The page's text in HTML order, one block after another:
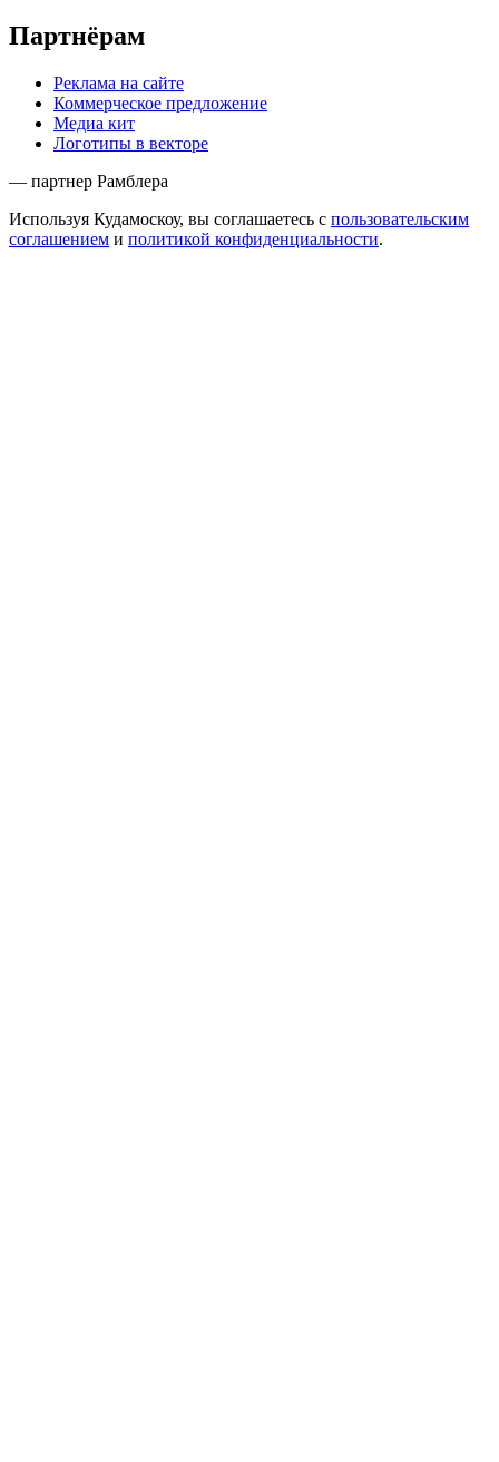
Партнёрам
Реклама на сайте
Коммерческое предложение
Медиа кит
Логотипы в векторе
— партнер Рамблера
Используя Кудамоскоу, вы соглашаетесь с пользовательским
соглашением и политикой конфиденциальности.